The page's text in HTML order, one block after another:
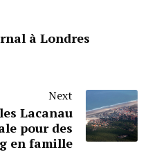
à Londres
Next
Lacanau
pour des
en famille